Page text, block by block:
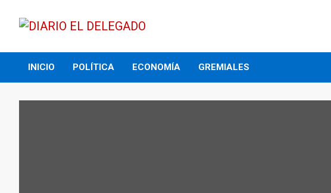
content
DIARIO EL DELEGADO
INICIO POLÍTICA ECONOMÍA GREMIALES